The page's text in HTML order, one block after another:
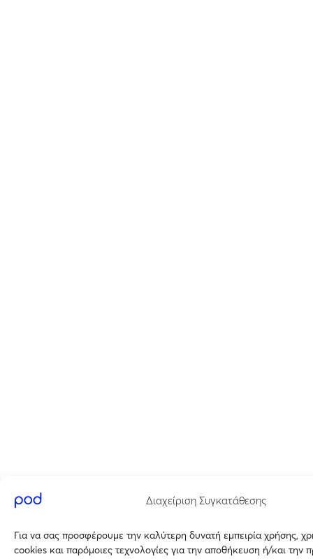
Διαχείριση Συγκατάθεσης
Για να σας προσφέρουμε την καλύτερη δυνατή εμπειρία χρήσης,
cookies και παρόμοιες τεχνολογίες για την αποθήκευση ή/και την